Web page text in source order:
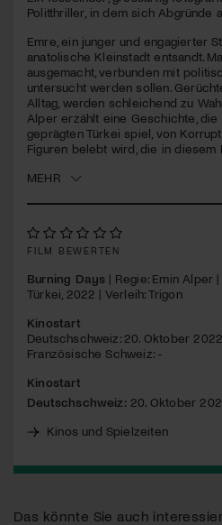
seconds
Politthriller, in dem sich Abgründe
Emre, ein junger und engagierter
anatolische Kleinstadt entsandt.
ausgemacht, verbunden mit
untersucht werden sollen.
Alltag, werden schleichend zu
Alper erzählt eine Geschichte,
geprägten Türkei spiel, von
Figuren belebt wird, die in diesem
MEHR
FILM BEWERTEN
Burning Days | Regie: Emin Alper
Türkei, 2022 | Verleih: Trigon
Kinostart
Deutschschweiz: 20. Oktober 2022
Französische Schweiz: -
Kinostart
Deutschschweiz: 20. Oktober
Kinos und Spielzeiten
Das könnte Sie auch
Jetzt Mitglied werden